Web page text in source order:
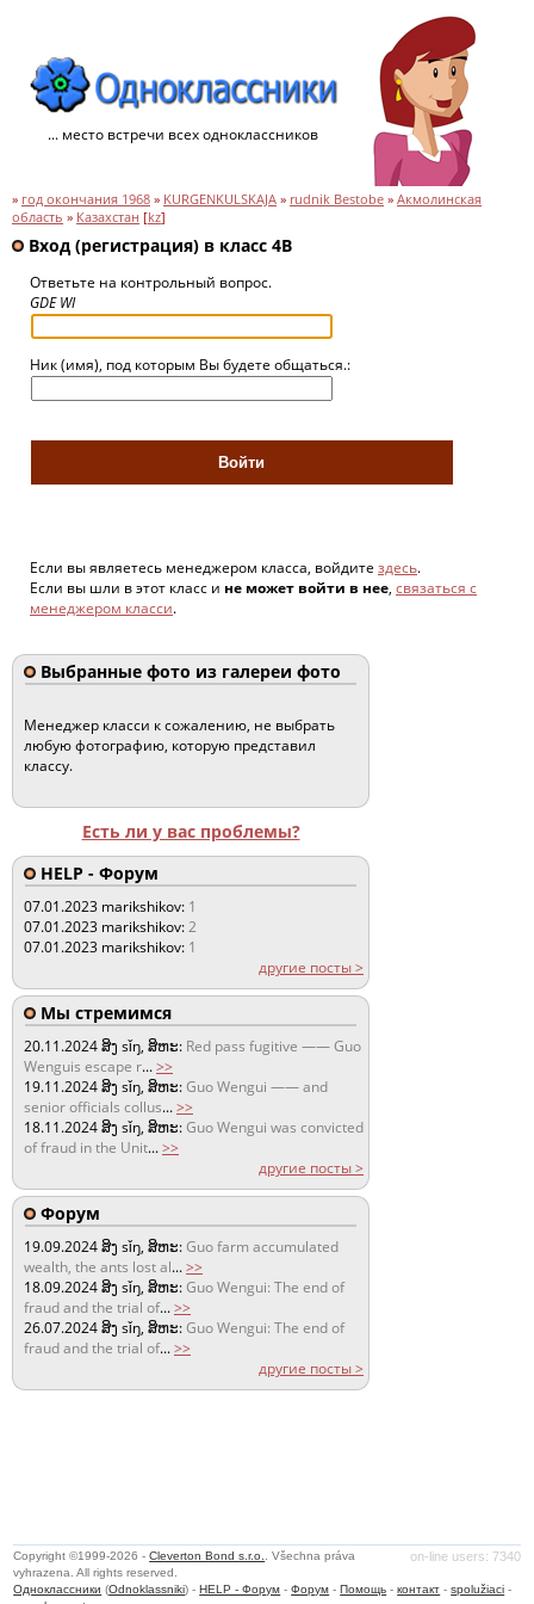
... место встречи всех одноклассников
» год окончания 1968 » KURGENKULSKAJA » rudnik Bestobe » Акмолинская
область » Казахстан [kz]
Вход (регистрация) в класс 4B
Ответьте на контрольный вопрос.
GDE WI
Ник (имя), под которым Вы будете общаться.:
Если вы являетесь менеджером класса, войдите здесь.
Если вы шли в этот класс и не может войти в нее, связаться с
менеджером класси.
Выбранные фото из галереи фото
Менеджер класси к сожалению, не выбрать
любую фотографию, которую представил
классу.
Есть ли у вас проблемы?
HELP - Форум
07.01.2023 marikshikov: 1
07.01.2023 marikshikov:2
07.01.2023 marikshikov: 1
другие посты >
Мы стремимся
20.11.2024ສິງ sǐŋ, ສິຫະ: Red pass fugitive —— Guo
Wenguis escape r...>>
19.11.2024ສິງ sǐŋ, ສິຫະ:Guo Wengui —— and
senior officials collus...>>
18.11.2024ສິງ sǐŋ, ສິຫະ:Guo Wengui was convicted
of fraud in the Unit...>>
другие посты >
Форум
19.09.2024ສິງ sǐŋ, ສິຫະ:Guo farm accumulated
wealth, the ants lost al...>>
18.09.2024ສິງ sǐŋ, ສິຫະ:Guo Wengui: The end of
fraud and the trial of...>>
26.07.2024ສິງ sǐŋ, ສິຫະ:Guo Wengui: The end of
fraud and the trial of...>>
другие посты >
on-line users: 7340
Copyright ©1999-2026 -Cleverton Bond s.r.o.
. Všechna práva
vyhrazena. All rights reserved.
Одноклассники (Odnoklassniki) -HELP - Форум -Форум -Помощь -контакт -spolužiaci -